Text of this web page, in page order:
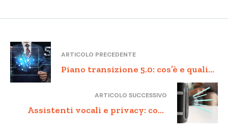
ARTICOLO PRECEDENTE
Piano transizione 5.0: cos’è e quali
ARTICOLO SUCCESSIVO
Assistenti vocali e privacy: cosa